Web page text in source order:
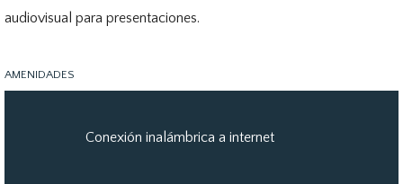
diapositivas
se
audiovisual para presentaciones.
AMENIDADES
Conexión inalámbrica a internet